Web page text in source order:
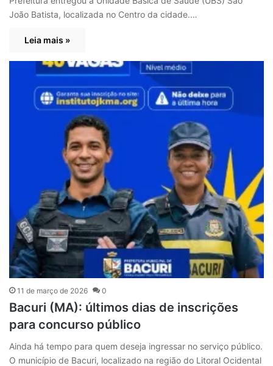
João Batista, localizada no Centro da cidade.…
Leia mais »
11 de março de 2026 0
Bacuri (MA): últimos dias de inscrições
para concurso público
Ainda há tempo para quem deseja ingressar no serviço público.
O município de Bacuri, localizado na região do Litoral Ocidental